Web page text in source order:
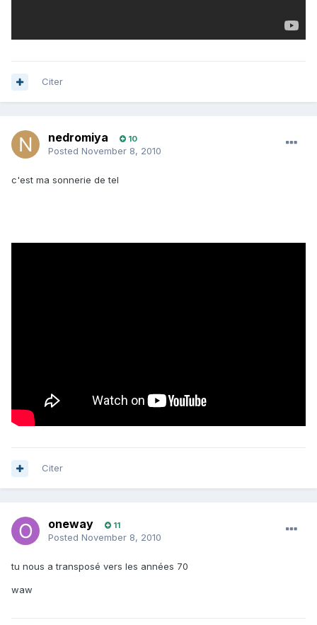
Citer
nedromiya 10
Posted November 8, 2010
c'est ma sonnerie de tel
Citer
oneway 11
Posted November 8, 2010
tu nous a transposé vers les années 70
waw